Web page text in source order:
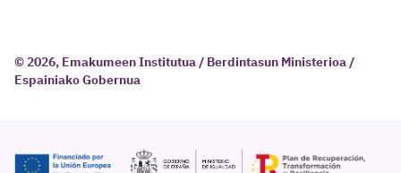
© 2026, Emakumeen Institutua / Berdintasun Ministerioa /
Espainiako Gobernua